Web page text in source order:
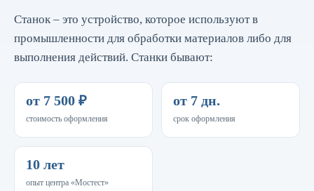
Станок – это устройство, которое используют в
промышленности для обработки материалов либо для
выполнения действий. Станки бывают:
от 7 500 ₽
стоимость оформления
от 7 дн.
срок оформления
10 лет
опыт центра «Мостест»